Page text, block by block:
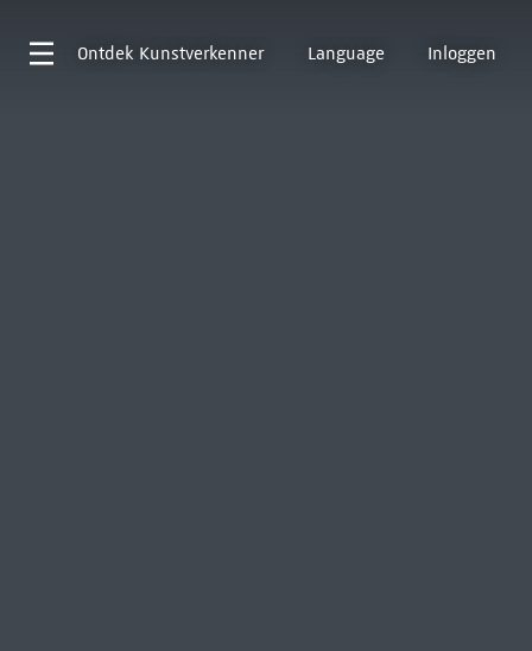
Ontdek Kunstverkenner Language Inloggen